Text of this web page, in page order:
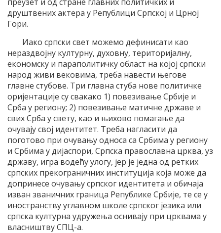
друштвених актера у Републици Српској и Црној
Гори.
Иако српски свет можемо дефинисати као
нераздвојну културну, духовну, територијалну,
економску и параполитичку област на којој српски
народ живи вековима, треба навести његове
главне стубове. Три главна стуба нове политичке
оријентације су свакако 1) повезивање Србије и
Срба у региону; 2) повезивање матичне државе и
свих Срба у свету, као и њихово помагање да
очувају свој идентитет. Треба нагласити да
поготово при очувању односа са Србима у региону
и Србима у дијаспори, Српска православна црква, уз
државу, игра водећу улогу, јер је једна од ретких
српских прекограничних институција која може да
допринесе очувању српског идентитета и обичаја
изван званичних граница Републике Србије, те се у
иностранству углавном школе српског језика или
српска културна удружења оснивају при црквама у
власништву СПЦ-а.